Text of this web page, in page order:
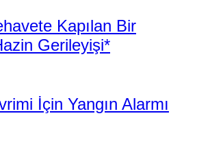
Kapılan Bir
Gerileyişi*
İçin Yangın Alarmı